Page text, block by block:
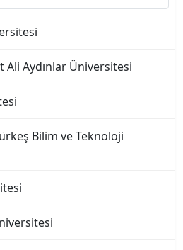
Ali Aydınlar Üniversitesi
Bilim ve Teknoloji